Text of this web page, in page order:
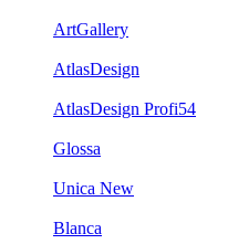
ArtGallery
AtlasDesign
AtlasDesign Profi54
Glossa
Unica New
Blanca